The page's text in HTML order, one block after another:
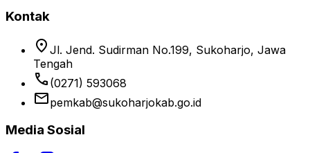
Kontak
location_on Jl. Jend. Sudirman No.199, Sukoharjo, Jawa
Tengah
phone (0271) 593068
emailpemkab@sukoharjokab.go.id
Media Sosial